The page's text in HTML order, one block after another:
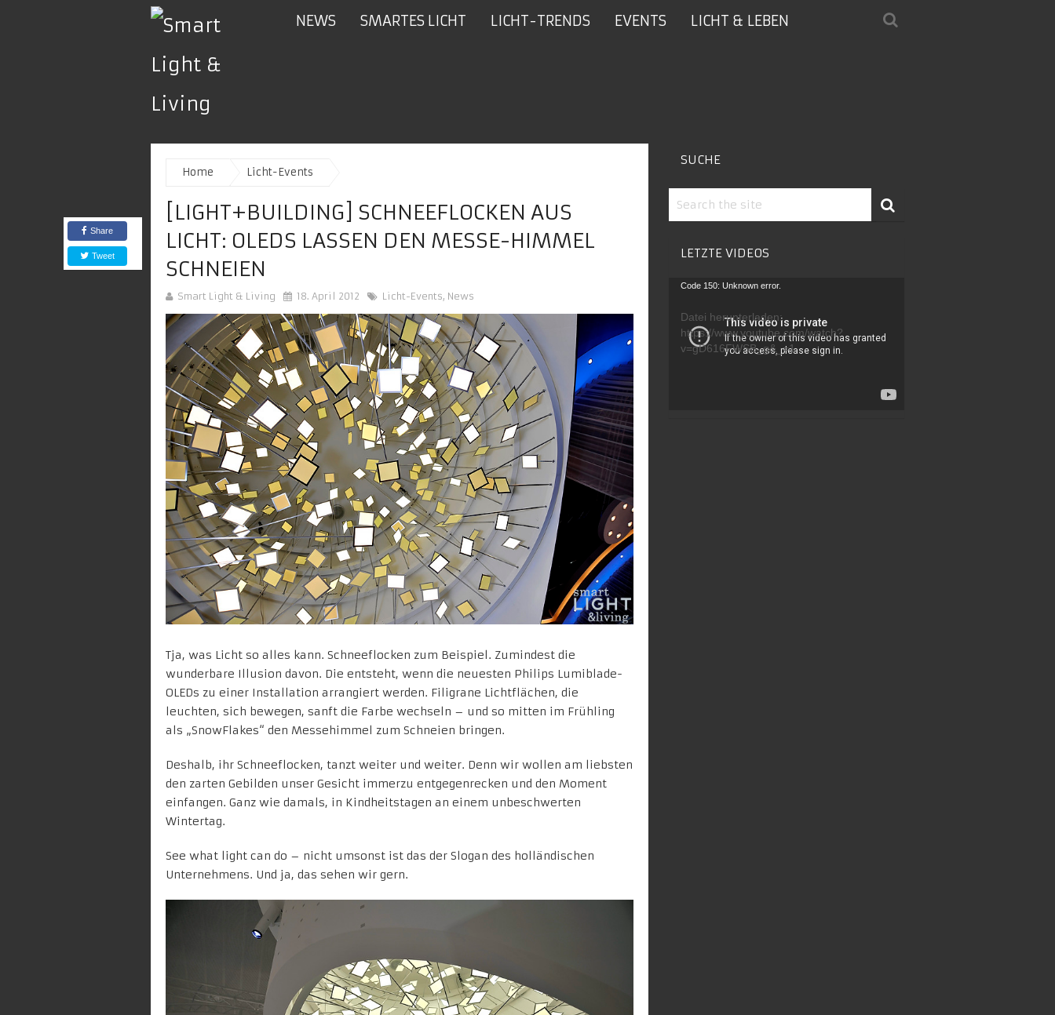
NEWS SMARTES LICHT LICHT-TRENDS EVENTS LICHT & LEBEN
Home Licht-Events
[LIGHT+BUILDING] SCHNEEFLOCKEN AUS
LICHT: OLEDS LASSEN DEN MESSE-HIMMEL
SCHNEIEN
Smart Light & Living 18. April 2012 Licht-Events, News
Share
Tweet
Tja, was Licht so alles kann. Schneeflocken zum Beispiel. Zumindest die
wunderbare Illusion davon. Die entsteht, wenn die neuesten Philips Lumiblade-
OLEDs zu einer Installation arrangiert werden. Filigrane Lichtflächen, die
leuchten, sich bewegen, sanft die Farbe wechseln – und so mitten im Frühling
als „SnowFlakes“ den Messehimmel zum Schneien bringen.
Deshalb, ihr Schneeflocken, tanzt weiter und weiter. Denn wir wollen am liebsten
den zarten Gebilden unser Gesicht immerzu entgegenrecken und den Moment
einfangen. Ganz wie damals, in Kindheitstagen an einem unbeschwerten
Wintertag.
See what light can do – nicht umsonst ist das der Slogan des holländischen
Unternehmens. Und ja, das sehen wir gern.
SUCHE
LETZTE VIDEOS
Video-
Code 150: Unknown error.
Datei herunterladen:
https://www.youtube.com/watch?
v=gD616FWSB_g&_=1